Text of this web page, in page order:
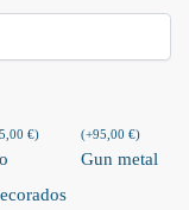
€) (+95,00€)
Gun metal